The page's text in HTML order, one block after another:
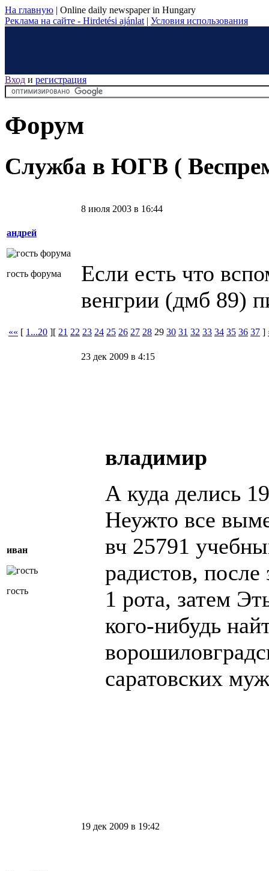
На главную | Online daily newspaper in Hungary
Реклама на сайте - Hirdetési ajánlat | Условия использования
Вход и регистрация
Форум
Служба в ЮГВ (
андрей
гость форума
8 июля 2003 в 16:44
Если есть что
венгрии (дмб 89)
«« [ 1...20 ][ 21 22 23 24 25 26 27 28 29 30 31 32 33 34 35 36 37 ]
иван
гость
23 дек 2009 в 4:15
владимир
А куда делись
Неужто все
вч 25791
радистов,
1 рота, затем
кого-нибудь
саратовских
19 дек 2009 в 19:42